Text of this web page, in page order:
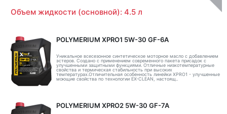
Объем жидкости (основной): 4.5 л
POLYMERIUM XPRO1 5W-30 GF-6A
Уникальное всесезонное синтетическое моторное масло с добавлением
эстеров. Создано с применением современного пакета присадок с
улучшенными защитными функциями. Отличные низкотемпературные
свойства и термическая стабильность при высоких
температурах.Отличительная особенность линейки XPRO1 - улучшенные
моющие свойства по технологии EX-CLEAN, настоящ..
POLYMERIUM XPRO2 5W-30 GF-7A